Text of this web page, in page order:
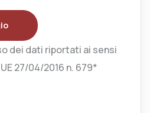
dei dati riportati ai sensi
27/04/2016 n. 679*